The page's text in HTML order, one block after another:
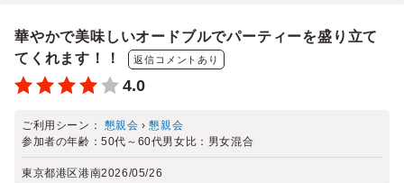
華やかで美味しいオードブルでパーティーを盛り立て
てくれます！！
返信コメントあり
4.0
ご利用シーン： 懇親会 ›懇親会
参加者の年齢：50代～60代男女比： 男女混合
東京都港区港南2026/05/26